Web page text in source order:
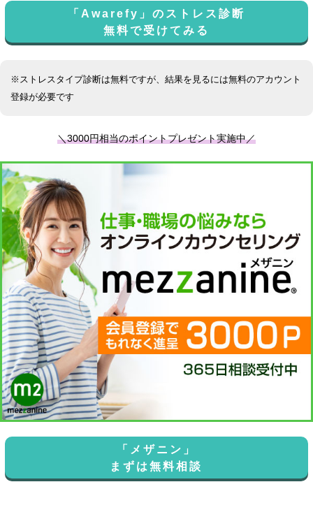
「Awarefy」のストレス診断
無料で受けてみる
※ストレスタイプ診断は無料ですが、結果を見るには無料のアカウント
登録が必要です
＼3000円相当のポイントプレゼント実施中／
「メザニン」
まずは無料相談